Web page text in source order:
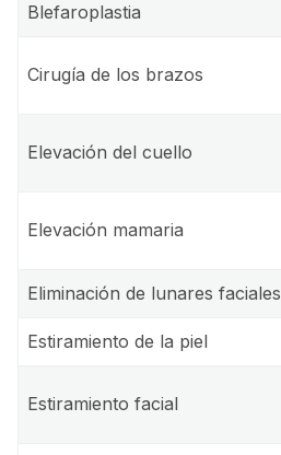
Blefaroplastia
Cirugía de los brazos
Elevación del cuello
Elevación mamaria
Eliminación de lunares faciales
Estiramiento de la piel
Estiramiento facial